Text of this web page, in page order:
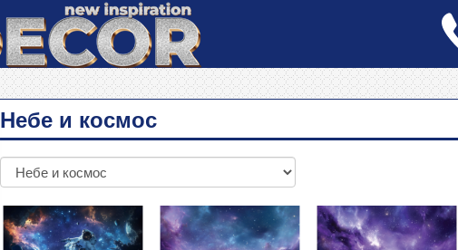
Небе и космос